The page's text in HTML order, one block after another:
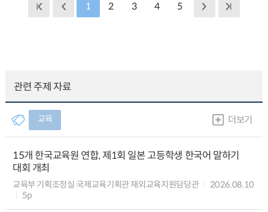
1 2 3 4 5
관련 주제 자료
교육 더보기
15개 한국교육원 연합, 제1회 일본 고등학생 한국어 말하기
대회 개최
교육부 기획조정실 국제교육기획관 재외교육지원담당관
2026.08.10
5p